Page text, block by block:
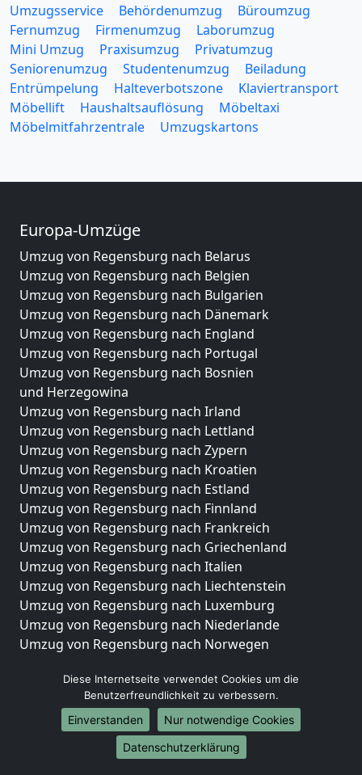
Umzugsservice Behördenumzug
Büroumzug
Fernumzug
Firmenumzug
Laborumzug
Mini Umzug
Praxisumzug
Privatumzug
Seniorenumzug
Studentenumzug
Beiladung
Entrümpelung
Halteverbotszone
Klaviertransport
Möbellift
Haushaltsauflösung
Möbeltaxi
Möbelmitfahrzentrale
Umzugskartons
Europa-Umzüge
Umzug von Regensburg nach Belarus
Umzug von Regensburg nach Belgien
Umzug von Regensburg nach Bulgarien
Umzug von Regensburg nach Dänemark
Umzug von Regensburg nach England
Umzug von Regensburg nach Portugal
Umzug von Regensburg nach Bosnien
und Herzegowina
Umzug von Regensburg nach Irland
Umzug von Regensburg nach Lettland
Umzug von Regensburg nach Zypern
Umzug von Regensburg nach Kroatien
Umzug von Regensburg nach Estland
Umzug von Regensburg nach Finnland
Umzug von Regensburg nach Frankreich
Umzug von Regensburg nach Griechenland
Umzug von Regensburg nach Italien
Umzug von Regensburg nach Liechtenstein
Umzug von Regensburg nach Luxemburg
Umzug von Regensburg nach Niederlande
Umzug von Regensburg nach Norwegen
Umzüge-Deutschlandweit
Umzug von Regensburg nach Berlin
Umzug von Regensburg nach Hamburg
Umzug von Regensburg nach München
Umzug von Regensburg nach Köln
Diese Internetseite verwendet Cookies um die
Benutzerfreundlichkeit zu verbessern.
Einverstanden
Nur notwendige Cookies
Datenschutzerklärung